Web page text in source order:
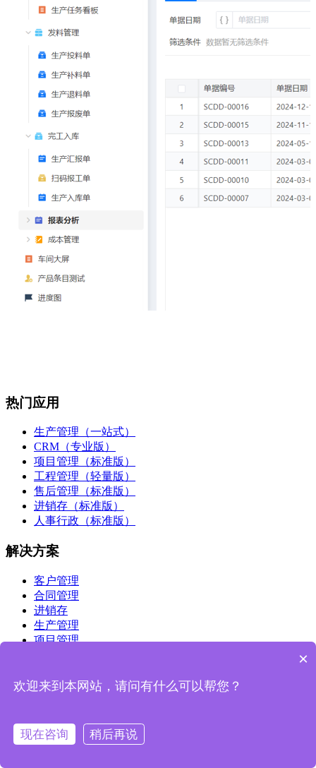
热门应用
生产管理（一站式）
CRM（专业版）
项目管理（标准版）
工程管理（轻量版）
售后管理（标准版）
进销存（标准版）
人事行政（标准版）
解决方案
客户管理
合同管理
进销存
生产管理
项目管理
工程项目管理
荣誉资质
×
欢迎来到本网站，请问有什么可以帮您？
现在咨询 稍后再说